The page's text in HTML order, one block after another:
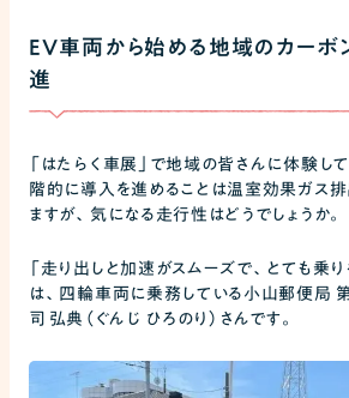
EV車両から始める地域のカーボ
進
「はたらく車展」で地域の皆さんに体験し
階的に導入を進めることは温室効果ガス
ますが、気になる走行性はどうでしょうか。
「走り出しと加速がスムーズで、とても乗
は、四輪車両に乗務している小山郵便局
司 弘典（ぐんじ ひろのり）さんです。